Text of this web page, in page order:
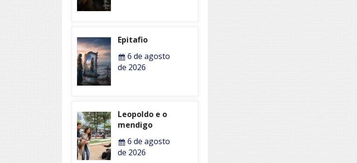
Epitafio
6 de agosto
de 2026
Leopoldo e o
mendigo
6 de agosto
de 2026